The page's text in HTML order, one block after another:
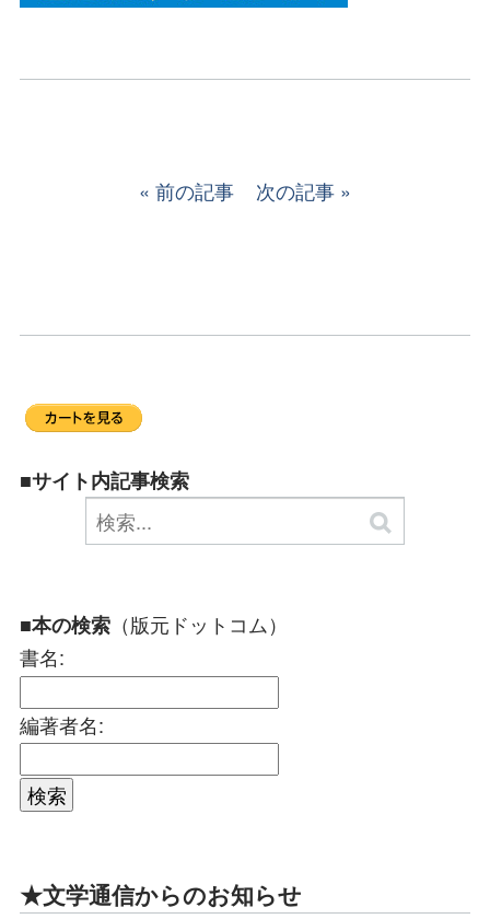
前の記事 次の記事
■サイト内記事検索
■本の検索 （版元ドットコム）
書名:
編著者名:
★文学通信からのお知らせ